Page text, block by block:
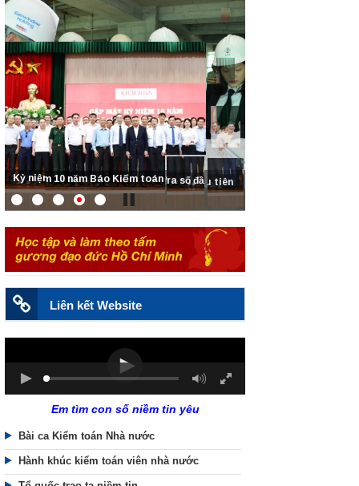
Phòng, chống tham nhũng, tiêu cực
Liên kết Website
Em tìm con số niềm tin yêu
Bài ca Kiểm toán Nhà nước
Hành khúc kiểm toán viên nhà nước